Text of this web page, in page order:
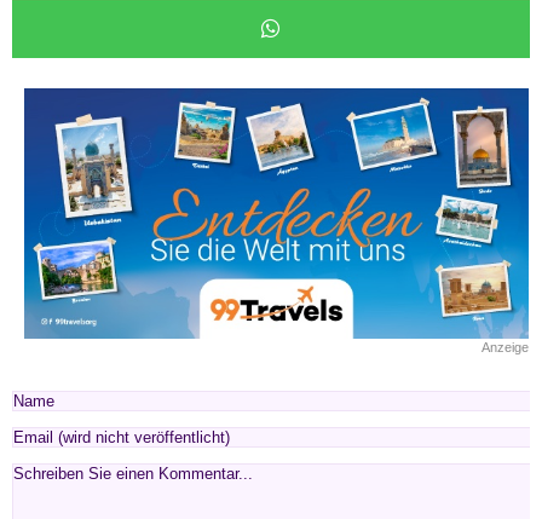
Anzeige